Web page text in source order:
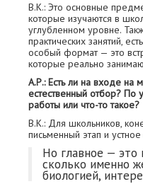
В.К.: Это основные
которые изучаются в
углубленном уровне.
практических занятий,
особый формат — это
которые реально
А.Р.: Есть ли на входе на
естественный отбор? По
работы или что-то такое?
В.К.: Для школьников,
письменный этап и
Но главное — это
сколько именно
биологией,